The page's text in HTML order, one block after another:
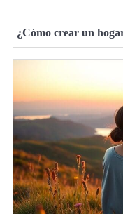
¿Cómo crear un